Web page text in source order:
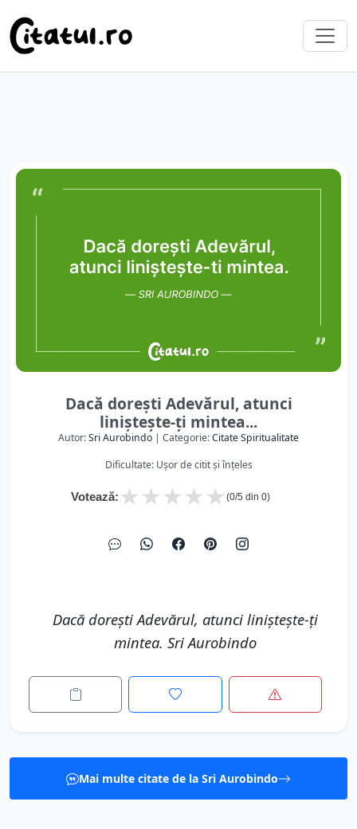
Dacă dorești Adevărul, atunci
liniștește-ți mintea...
Autor:Sri Aurobindo | Categorie:Citate Spiritualitate
Dificultate: Ușor de citit și înțeles
Votează: ★
★
★
★
★ (0/5 din 0)
Dacă dorești Adevărul, atunci liniștește-ți
mintea. Sri Aurobindo
Mai multe citate de la Sri Aurobindo